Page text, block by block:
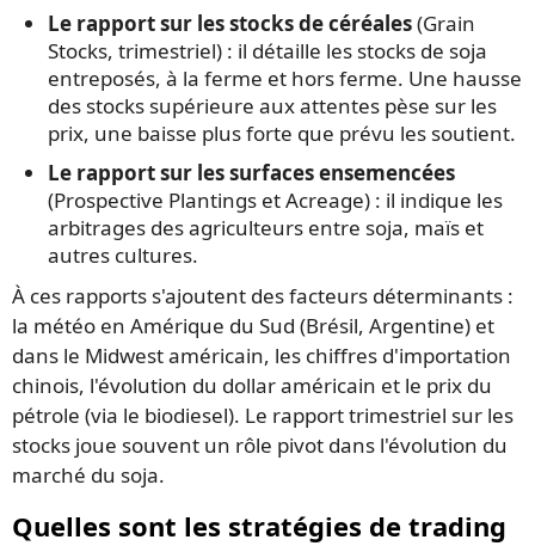
Le rapport sur les stocks de céréales(Grain
Stocks, trimestriel) : il détaille les stocks de soja
entreposés, à la ferme et hors ferme. Une hausse
des stocks supérieure aux attentes pèse sur les
prix, une baisse plus forte que prévu les soutient.
Le rapport sur les surfaces ensemencées
(Prospective Plantings et Acreage) : il indique les
arbitrages des agriculteurs entre soja, maïs et
autres cultures.
À ces rapports s'ajoutent des facteurs déterminants :
la météo en Amérique du Sud (Brésil, Argentine) et
dans le Midwest américain, les chiffres d'importation
chinois, l'évolution du dollar américain et le prix du
pétrole (via le biodiesel). Le rapport trimestriel sur les
stocks joue souvent un rôle pivot dans l'évolution du
marché du soja.
Quelles sont les stratégies de trading